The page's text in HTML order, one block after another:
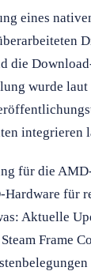
eines
die
wurde laut
integrieren
für die
für
Aktuelle
Frame